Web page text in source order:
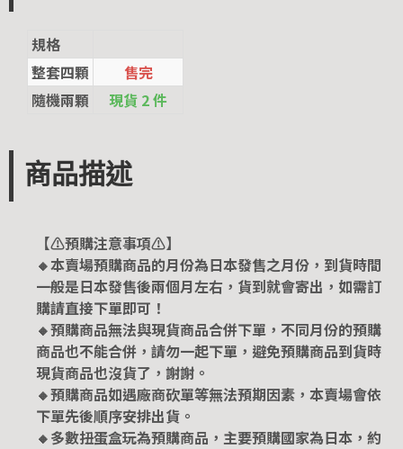
規格
整套四顆
售完
隨機兩顆
現貨 2 件
商品描述
【⚠️預購注意事項⚠️】
🔸本賣場預購商品的月份為日本發售之月份，到貨時間
一般是日本發售後兩個月左右，貨到就會寄出，如需訂
購請直接下單即可！
🔸預購商品無法與現貨商品合併下單，不同月份的預購
商品也不能合併，請勿一起下單，避免預購商品到貨時
現貨商品也沒貨了，謝謝。
🔸預購商品如遇廠商砍單等無法預期因素，本賣場會依
下單先後順序安排出貨。
🔸多數扭蛋盒玩為預購商品，主要預購國家為日本，約